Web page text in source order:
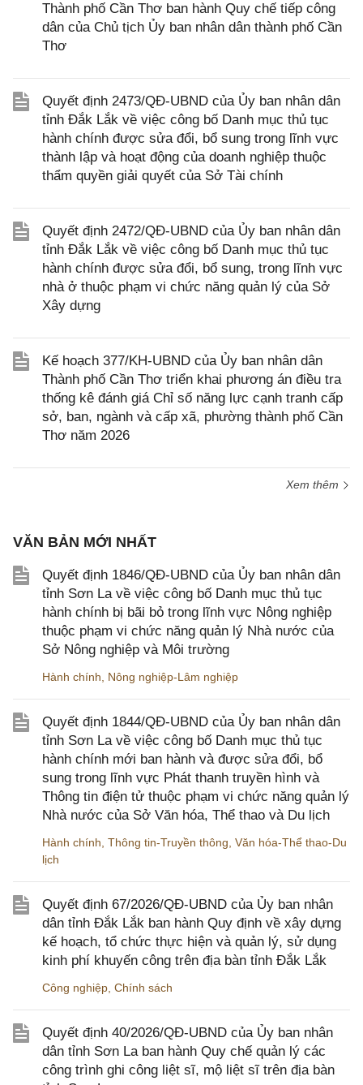
Thành phố Cần Thơ ban hành Quy chế tiếp công
dân của Chủ tịch Ủy ban nhân dân thành phố Cần
Thơ
Quyết định 2473/QĐ-UBND của Ủy ban nhân dân
tỉnh Đắk Lắk về việc công bố Danh mục thủ tục
hành chính được sửa đổi, bổ sung trong lĩnh vực
thành lập và hoạt động của doanh nghiệp thuộc
thẩm quyền giải quyết của Sở Tài chính
Quyết định 2472/QĐ-UBND của Ủy ban nhân dân
tỉnh Đắk Lắk về việc công bố Danh mục thủ tục
hành chính được sửa đổi, bổ sung, trong lĩnh vực
nhà ở thuộc phạm vi chức năng quản lý của Sở
Xây dựng
Kế hoạch 377/KH-UBND của Ủy ban nhân dân
Thành phố Cần Thơ triển khai phương án điều tra
thống kê đánh giá Chỉ số năng lực cạnh tranh cấp
sở, ban, ngành và cấp xã, phường thành phố Cần
Thơ năm 2026
Xem thêm
VĂN BẢN MỚI NHẤT
Quyết định 1846/QĐ-UBND của Ủy ban nhân dân
tỉnh Sơn La về việc công bố Danh mục thủ tục
hành chính bị bãi bỏ trong lĩnh vực Nông nghiệp
thuộc phạm vi chức năng quản lý Nhà nước của
Sở Nông nghiệp và Môi trường
Hành chính Nông nghiệp-Lâm nghiệp
Quyết định 1844/QĐ-UBND của Ủy ban nhân dân
tỉnh Sơn La về việc công bố Danh mục thủ tục
hành chính mới ban hành và được sửa đổi, bổ
sung trong lĩnh vực Phát thanh truyền hình và
Thông tin điện tử thuộc phạm vi chức năng quản lý
Nhà nước của Sở Văn hóa, Thể thao và Du lịch
Hành chính Thông tin-Truyền thông Văn hóa-Thể thao-Du
lịch
Quyết định 67/2026/QĐ-UBND của Ủy ban nhân
dân tỉnh Đắk Lắk ban hành Quy định về xây dựng
kế hoạch, tổ chức thực hiện và quản lý, sử dụng
kinh phí khuyến công trên địa bàn tỉnh Đắk Lắk
Công nghiệp Chính sách
Quyết định 40/2026/QĐ-UBND của Ủy ban nhân
dân tỉnh Sơn La ban hành Quy chế quản lý các
công trình ghi công liệt sĩ, mộ liệt sĩ trên địa bàn